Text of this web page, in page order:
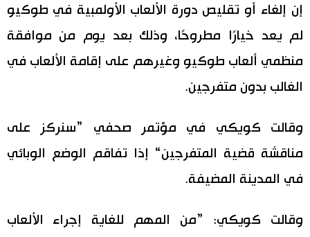
مانغا وأنيمي
علوم وتكنولوجيا
صور
أشخاص
تجارب وآراء
الأكثر تفاعلا
اللغة اليابانية
موسوعة اليابان
إن إلغاء أو تقليص دورة الألعاب الأولمبية في طوكيو
لم يعد خيارًا مطروحًا، وذلك بعد يوم من موافقة
منظمي ألعاب طوكيو وغيرهم على إقامة الألعاب في
الغالب بدون متفرجين.
وقالت كويكي في مؤتمر صحفي ”سنركز على
مناقشة قضية المتفرجين“ إذا تفاقم الوضع الوبائي
في المدينة المضيفة.
وقالت كويكي: ”من المهم للغاية إجراء الألعاب